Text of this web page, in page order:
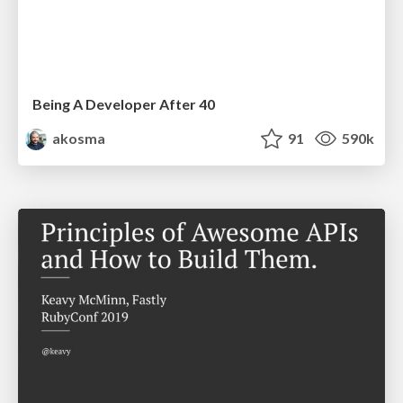
Being A Developer After 40
akosma
91 590k